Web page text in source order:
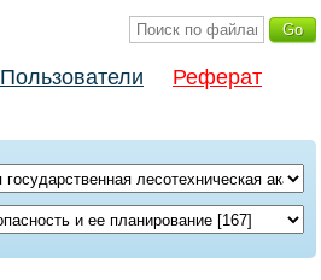
Пользователи
Реферат